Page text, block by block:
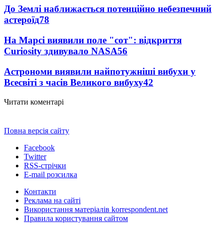
До Землі наближається потенційно небезпечний
астероїд78
На Марсі виявили поле "сот": відкриття
Curiosity здивувало NASA56
Астрономи виявили найпотужніші вибухи у
Всесвіті з часів Великого вибуху42
Читати коментарі
Повна версія сайту
Facebook
Twitter
RSS-стрічки
E-mail розсилка
Контакти
Реклама на сайті
Використання матеріалів korrespondent.net
Правила користування сайтом